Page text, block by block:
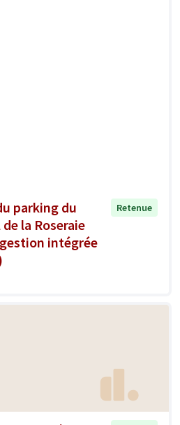
parking du
la Roseraie
intégrée
Retenue